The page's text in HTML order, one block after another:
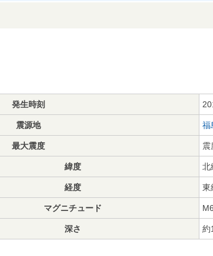
発生時刻
震源地 福
最大震度 震
緯度 北
経度 東
マグニチュード
深さ 約